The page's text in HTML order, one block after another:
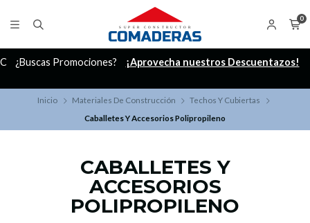
0
¿Buscas Promociones? ¡Aprovecha nuestros Descuentazos!
Inicio Materiales De Construcción
Techos Y Cubiertas
Caballetes Y Accesorios Polipropileno
CABALLETES Y
ACCESORIOS
POLIPROPILENO